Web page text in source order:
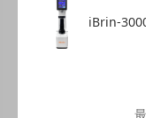
iBrin-